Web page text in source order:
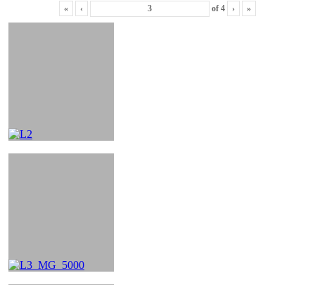
« ‹ of 4 › »